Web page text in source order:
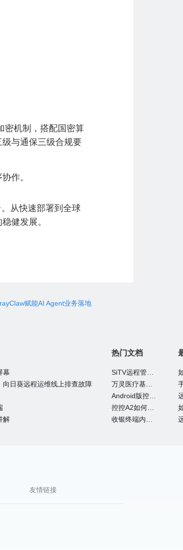
密机制，搭配国密算
与通保三级合规要
作。
从快速部署到全球
健发展。
赋能AI Agent业务落地
幕
日葵远程运维线上排查故障
解
热门文档
友情链接